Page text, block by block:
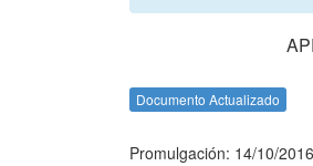
Documento Actualizado
Promulgación: 14/10/2016